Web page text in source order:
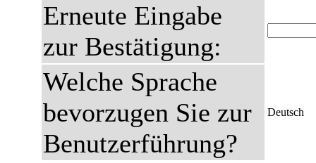
Erneute Eingabe
zur Bestätigung:
Welche Sprache
bevorzugen Sie zur
Benutzerführung?
Deutsch